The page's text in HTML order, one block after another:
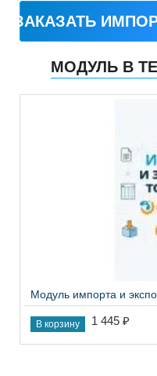
ЗАКАЗАТЬ
МОДУЛЬ В
В корзину 1 445 ₽